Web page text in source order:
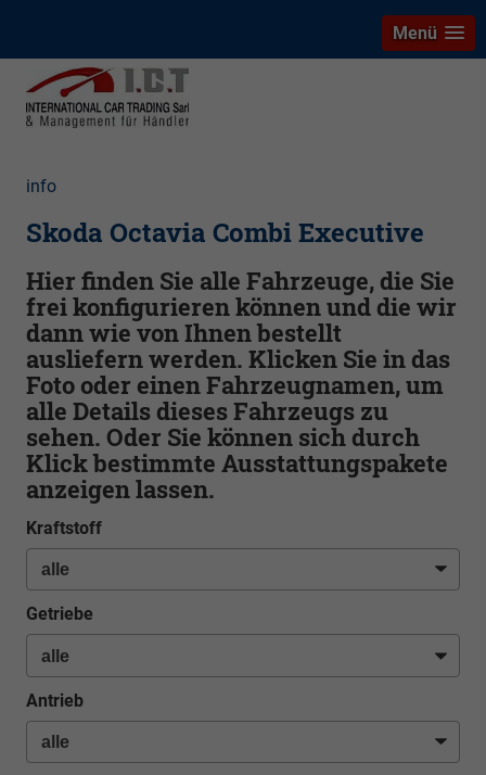
Menü
info
Skoda Octavia Combi Executive
Hier finden Sie alle Fahrzeuge, die Sie
frei konfigurieren können und die wir
dann wie von Ihnen bestellt
ausliefern werden. Klicken Sie in das
Foto oder einen Fahrzeugnamen, um
alle Details dieses Fahrzeugs zu
sehen. Oder Sie können sich durch
Klick bestimmte Ausstattungspakete
anzeigen lassen.
Kraftstoff
Getriebe
Antrieb